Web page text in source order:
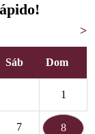
>
Sáb Dom
1
7 8